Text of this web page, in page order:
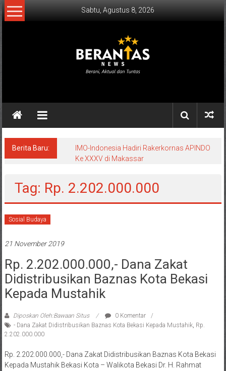
Lompat
ke
Sabtu, Agustus 8, 2026
NEWS
Aktual
Tuntas.
Berita Baru:
IMO-Indonesia Hadiri Rakerkornas APINDO
Ke XXXV di Makassar
Tag: Rp. 2.202.000.000
Sosial Budaya
21 November 2019
Rp. 2.202.000.000,- Dana Zakat
Didistribusikan Baznas Kota Bekasi
Kepada Mustahik
Diposkan Oleh:Bawaan Situs
0 Komentar
- Dana Zakat Didistribusikan Baznas Kota Bekasi Kepada Mustahik, Rp.
2.202.000.000
Rp. 2.202.000.000,- Dana Zakat Didistribusikan Baznas Kota Bekasi
Kepada Mustahik Bekasi Kota – Walikota Bekasi Dr. H. Rahmat